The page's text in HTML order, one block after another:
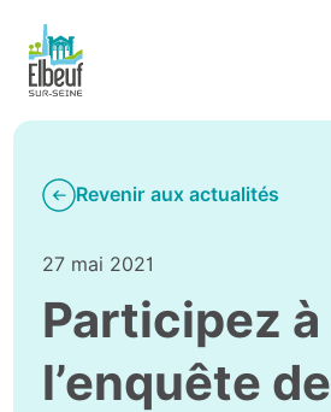
Revenir aux actualités
27 mai 2021
Participez à
l’enquête de